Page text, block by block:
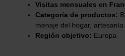
Visitas mensuales en
Categoría de productos:
menaje del hogar, artesanía
Región objetivo: Europa